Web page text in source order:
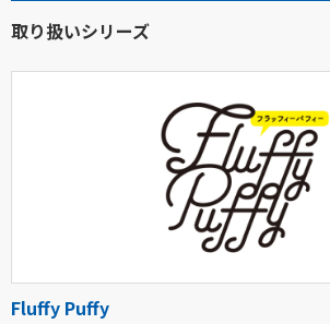
取り扱いシリーズ
Fluffy Puffy